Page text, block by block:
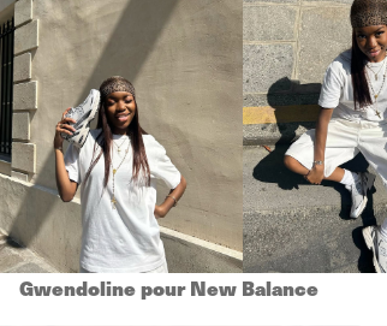
Gwendoline pour New Balance